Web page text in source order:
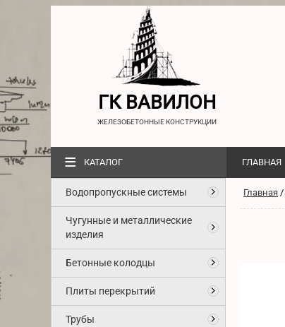
ГК ВАВИЛОН
ЖЕЛЕЗОБЕТОННЫЕ КОНСТРУКЦИИ
≡ КАТАЛОГ ГЛАВНАЯ
Водопропускные системы
Чугунные и металлические
изделия
Бетонные колодцы
Плиты перекрытий
Трубы
Главная /